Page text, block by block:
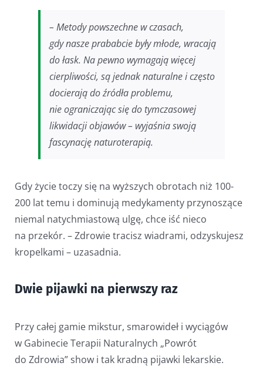
– Metody powszechne w czasach,
gdy nasze prababcie były młode, wracają
do łask. Na pewno wymagają więcej
cierpliwości, są jednak naturalne i często
docierają do źródła problemu,
nie ograniczając się do tymczasowej
likwidacji objawów – wyjaśnia swoją
fascynację naturoterapią.
Gdy życie toczy się na wyższych obrotach niż 100-
200 lat temu i dominują medykamenty przynoszące
niemal natychmiastową ulgę, chce iść nieco
na przekór. – Zdrowie tracisz wiadrami, odzyskujesz
kropelkami – uzasadnia.
Dwie pijawki na pierwszy raz
Przy całej gamie mikstur, smarowideł i wyciągów
w Gabinecie Terapii Naturalnych „Powrót
do Zdrowia” show i tak kradną pijawki lekarskie.